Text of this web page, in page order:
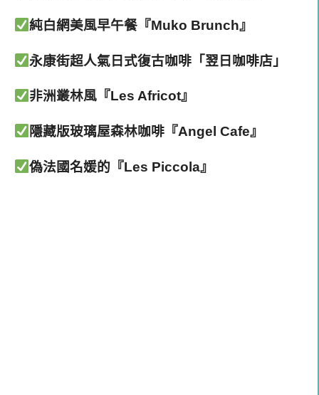
純白網美風早午餐『Muko Brunch』
永康街超人氣日式復古咖啡「翌日咖啡店」
非洲叢林風『Les Africot』
隱藏版玻璃屋森林咖啡『Angel Cafe』
偽法國名媛的『Les Piccola』